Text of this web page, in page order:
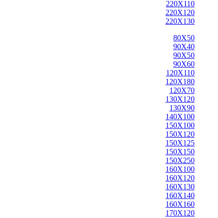
220X110
220X120
220X130
80X50
90X40
90X50
90X60
120X110
120X180
120X70
130X120
130X90
140X100
150X100
150X120
150X125
150X150
150X250
160X100
160X120
160X130
160X140
160X160
170X120